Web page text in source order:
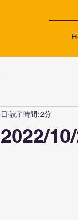
読了時間: 2分